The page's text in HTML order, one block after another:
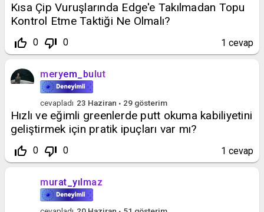
Kısa Çip Vuruşlarında Edge'e Takılmadan Topu
Kontrol Etme Taktiği Ne Olmalı?
thumb_up_off_alt 0 thumb_down_off_alt 0 1 cevap
meryem_bulut
cevapladı 23 Haziran 29 gösterim
Hızlı ve eğimli greenlerde putt okuma kabiliyetini
geliştirmek için pratik ipuçları var mı?
thumb_up_off_alt 0 thumb_down_off_alt 0 1 cevap
murat_yılmaz